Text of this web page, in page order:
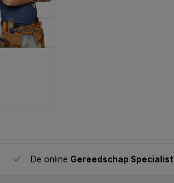
De online Gereedschap Specialist